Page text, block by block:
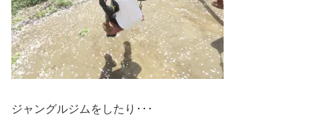
ジャングルジムをしたり･･･